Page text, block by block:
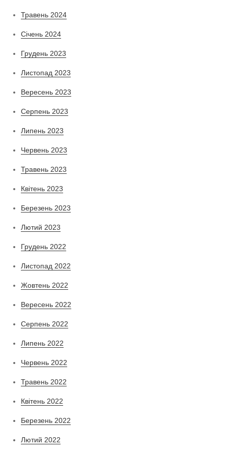
Травень 2024
Січень 2024
Грудень 2023
Листопад 2023
Вересень 2023
Серпень 2023
Липень 2023
Червень 2023
Травень 2023
Квітень 2023
Березень 2023
Лютий 2023
Грудень 2022
Листопад 2022
Жовтень 2022
Вересень 2022
Серпень 2022
Липень 2022
Червень 2022
Травень 2022
Квітень 2022
Березень 2022
Лютий 2022